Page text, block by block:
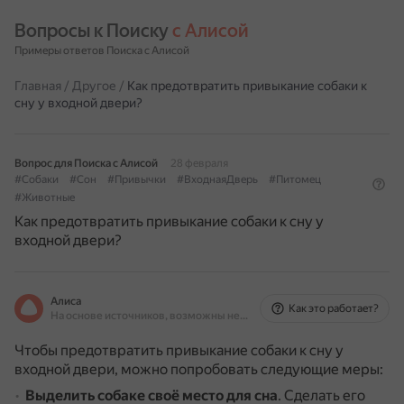
Вопросы к Поиску с Алисой
Примеры ответов Поиска с Алисой
Главная / Другое / Как предотвратить привыкание собаки к
сну у входной двери?
Вопрос для Поиска с Алисой
28 февраля
#Собаки
#Сон #Привычки #ВходнаяДверь
#Питомец
#Животные
Как предотвратить привыкание собаки к сну у
входной двери?
Алиса
На основе источников, возможны неточности
Как это работает?
Чтобы предотвратить привыкание собаки к сну у
входной двери, можно попробовать следующие меры:
Выделить собаке своё место для сна. Сделать его